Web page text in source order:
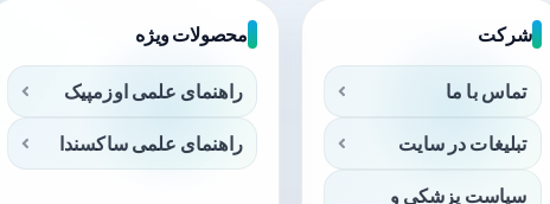
شرکت
تماس با ما
تبلیغات در سایت
سیاست پزشکی و
محصولات ویژه
راهنمای علمی اوزمپیک
راهنمای علمی ساکسندا